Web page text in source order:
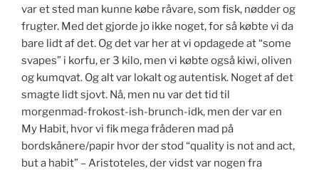
var et sted man kunne købe råvare, som fisk, nødder og
frugter. Med det gjorde jo ikke noget, for så købte vi da
bare lidt af det. Og det var her at vi opdagede at “some
svapes” i korfu, er 3 kilo, men vi købte også kiwi, oliven
og kumqvat. Og alt var lokalt og autentisk. Noget af det
smagte lidt sjovt. Nå, men nu var det tid til
morgenmad-frokost-ish-brunch-idk, men der var en
My Habit, hvor vi fik mega fråderen mad på
bordskånere/papir hvor der stod “quality is not and act,
but a habit” – Aristoteles, der vidst var nogen fra